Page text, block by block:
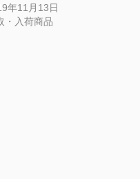
年11月13日
・入荷商品